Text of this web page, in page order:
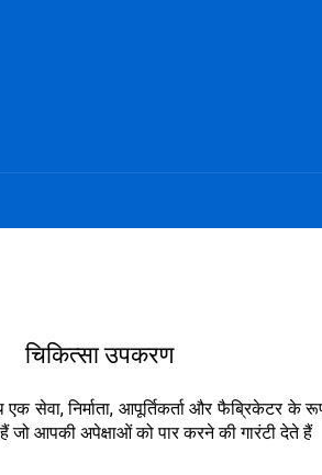
चिकित्सा उपकरण
निर्माता, आपूर्तिकर्ता और फैब्रिकेटर के
आपकी अपेक्षाओं को पार करने की गारंटी देते हैं